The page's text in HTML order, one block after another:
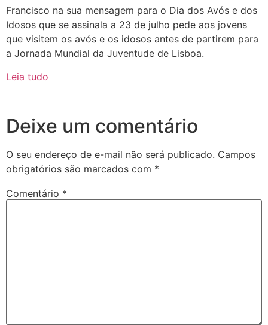
Francisco na sua mensagem para o Dia dos Avós e dos
Idosos que se assinala a 23 de julho pede aos jovens
que visitem os avós e os idosos antes de partirem para
a Jornada Mundial da Juventude de Lisboa.
Leia tudo
Deixe um comentário
O seu endereço de e-mail não será publicado. Campos
obrigatórios são marcados com *
Comentário *